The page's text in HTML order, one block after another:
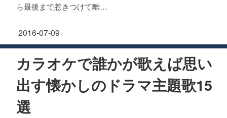
ら最後まで惹きつけて離…
2016-07-09
カラオケで誰かが歌えば思い
出す懐かしのドラマ主題歌15
選